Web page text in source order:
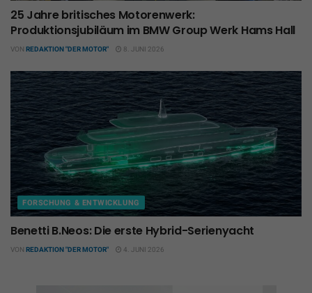
25 Jahre britisches Motorenwerk:
Produktionsjubiläum im BMW Group Werk Hams Hall
VON REDAKTION "DER MOTOR" 8. JUNI 2026
FORSCHUNG & ENTWICKLUNG
Benetti B.Neos: Die erste Hybrid-Serienyacht
VON REDAKTION "DER MOTOR" 4. JUNI 2026